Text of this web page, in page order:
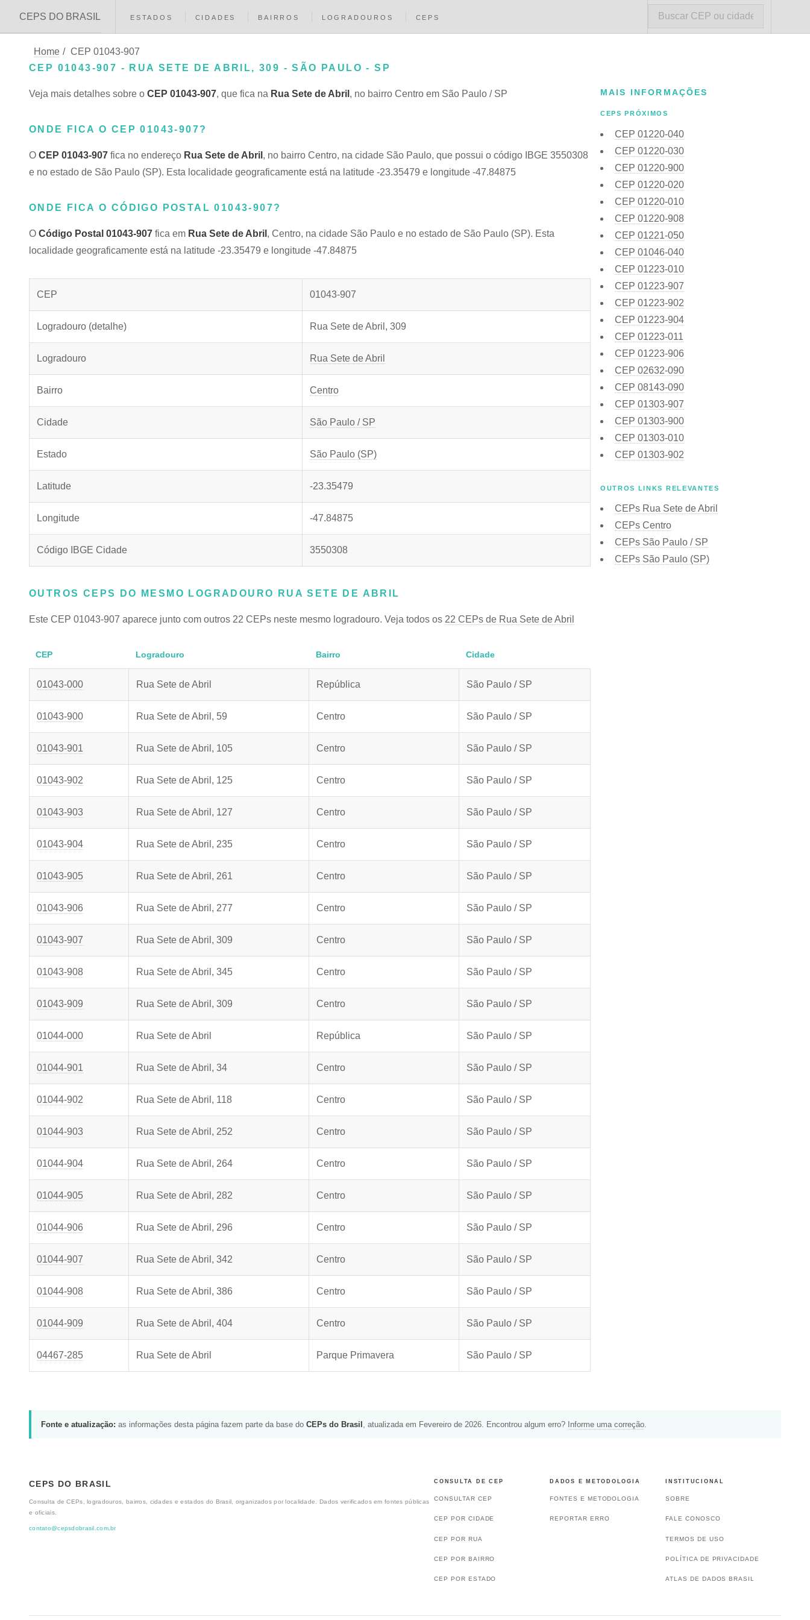
CEPS DO BRASIL ESTADOS CIDADES BAIRROS LOGRADOUROS CEPS
Home / CEP 01043-907
CEP 01043-907 - RUA SETE DE ABRIL, 309 - SÃO PAULO - SP
Veja mais detalhes sobre o CEP 01043-907, que fica na Rua Sete de Abril , no bairro Centro em São Paulo / SP
ONDE FICA O CEP 01043-907?
O CEP 01043-907 fica no endereço Rua Sete de Abril , no bairro Centro, na cidade São Paulo, que possui o código IBGE 3550308
e no estado de São Paulo (SP). Esta localidade geograficamente está na latitude -23.35479 e longitude -47.84875
ONDE FICA O CÓDIGO POSTAL 01043-907?
O Código Postal 01043-907 fica em Rua Sete de Abril , Centro, na cidade São Paulo e no estado de São Paulo (SP). Esta
localidade geograficamente está na latitude -23.35479 e longitude -47.84875
CEP 01043-907
Logradouro (detalhe) Rua Sete de Abril, 309
Logradouro Rua Sete de Abril
Bairro Centro
Cidade São Paulo / SP
Estado São Paulo (SP)
Latitude -23.35479
Longitude -47.84875
Código IBGE Cidade 3550308
OUTROS CEPS DO MESMO LOGRADOURO RUA SETE DE ABRIL
Este CEP 01043-907 aparece junto com outros 22 CEPs neste mesmo logradouro. Veja todos os 22 CEPs de Rua Sete de Abril
CEP Logradouro Bairro Cidade
01043-000 Rua Sete de Abril República São Paulo / SP
01043-900 Rua Sete de Abril, 59 Centro São Paulo / SP
01043-901 Rua Sete de Abril, 105 Centro São Paulo / SP
01043-902 Rua Sete de Abril, 125 Centro São Paulo / SP
01043-903 Rua Sete de Abril, 127 Centro São Paulo / SP
01043-904 Rua Sete de Abril, 235 Centro São Paulo / SP
01043-905 Rua Sete de Abril, 261 Centro São Paulo / SP
01043-906 Rua Sete de Abril, 277 Centro São Paulo / SP
01043-907 Rua Sete de Abril, 309 Centro São Paulo / SP
01043-908 Rua Sete de Abril, 345 Centro São Paulo / SP
01043-909 Rua Sete de Abril, 309 Centro São Paulo / SP
01044-000 Rua Sete de Abril República São Paulo / SP
01044-901 Rua Sete de Abril, 34 Centro São Paulo / SP
01044-902 Rua Sete de Abril, 118 Centro São Paulo / SP
01044-903 Rua Sete de Abril, 252 Centro São Paulo / SP
01044-904 Rua Sete de Abril, 264 Centro São Paulo / SP
01044-905 Rua Sete de Abril, 282 Centro São Paulo / SP
01044-906 Rua Sete de Abril, 296 Centro São Paulo / SP
01044-907 Rua Sete de Abril, 342 Centro São Paulo / SP
01044-908 Rua Sete de Abril, 386 Centro São Paulo / SP
01044-909 Rua Sete de Abril, 404 Centro São Paulo / SP
04467-285 Rua Sete de Abril Parque Primavera São Paulo / SP
MAIS INFORMAÇÕES
CEPS PRÓXIMOS
CEP 01220-040
CEP 01220-030
CEP 01220-900
CEP 01220-020
CEP 01220-010
CEP 01220-908
CEP 01221-050
CEP 01046-040
CEP 01223-010
CEP 01223-907
CEP 01223-902
CEP 01223-904
CEP 01223-011
CEP 01223-906
CEP 02632-090
CEP 08143-090
CEP 01303-907
CEP 01303-900
CEP 01303-010
CEP 01303-902
OUTROS LINKS RELEVANTES
CEPs Rua Sete de Abril
CEPs Centro
CEPs São Paulo / SP
CEPs São Paulo (SP)
Fonte e atualização: as informações desta página fazem parte da base do CEPs do Brasil , atualizada em Fevereiro de 2026. Encontrou algum erro? Informe uma correção
CEPS DO BRASIL
Consulta de CEPs, logradouros, bairros, cidades e estados do Brasil, organizados por localidade. Dados verificados em fontes públicas
e oficiais.
contato@cepsdobrasil.com.br
CONSULTA DE CEP
CONSULTAR CEP
CEP POR CIDADE
CEP POR RUA
CEP POR BAIRRO
CEP POR ESTADO
DADOS E METODOLOGIA
FONTES E METODOLOGIA
REPORTAR ERRO
INSTITUCIONAL
SOBRE
FALE CONOSCO
TERMOS DE USO
POLÍTICA DE PRIVACIDADE
ATLAS DE DADOS BRASIL